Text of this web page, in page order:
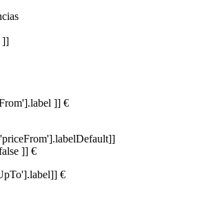
]]
]] €
]] €
€